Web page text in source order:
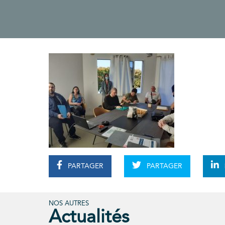
PARTAGER PARTAGER
NOS AUTRES
Actualités